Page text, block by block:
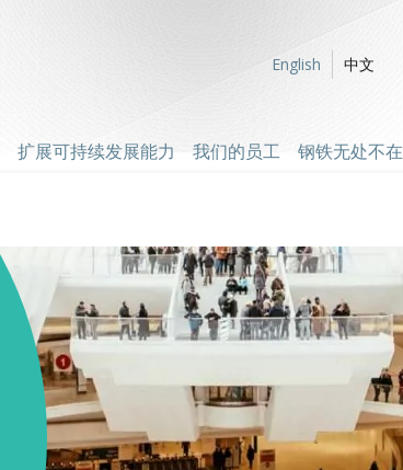
English
中文
扩展可持续发展能力 我们的员工 钢铁无处不在